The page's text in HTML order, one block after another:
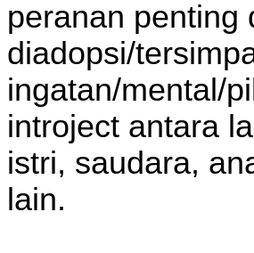
peranan penting
diadopsi/
ingatan/mental/
introject antara
istri, saudara,
lain.